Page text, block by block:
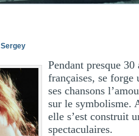
Sergey
Pendant presque
françaises, se forge
ses chansons
sur le symbolisme.
elle s’est construit
spectaculaires.